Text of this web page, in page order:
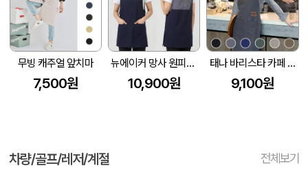
무빙 캐주얼 앞치마
7,500원
뉴에이커 망사 원피스 앞치마 SM-LA58
10,900원
태나 바리스타 카페 방수 앞치마
9,100원
차량/골프/레저/계절 전체보기